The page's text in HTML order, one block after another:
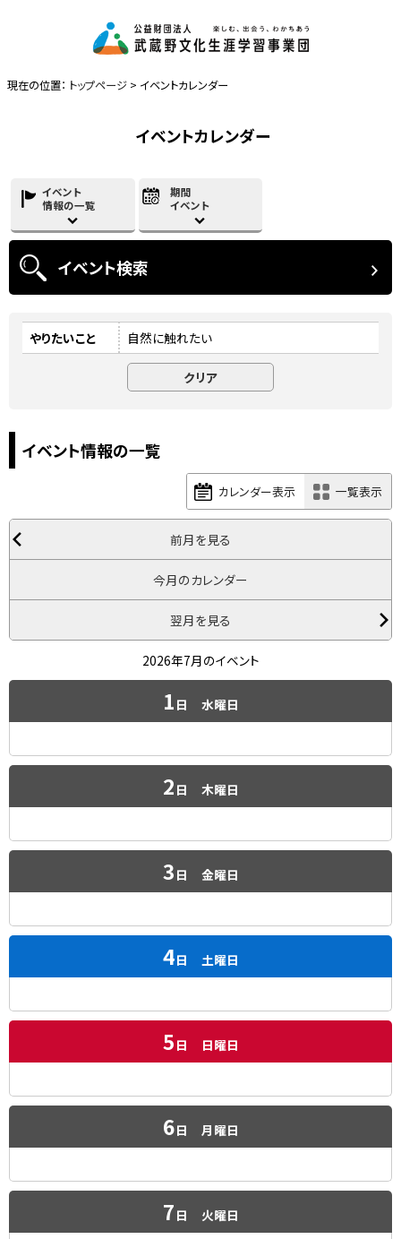
現在の位置： トップページ > イベントカレンダー
イベントカレンダー
イベント
情報の一覧
期間
イベント
イベント検索
やりたいこと 自然に触れたい
イベント情報の一覧
カレンダー表示 一覧表示
前月を見る
今月のカレンダー
翌月を見る
2026年7月のイベント
1 日 水曜日
2 日 木曜日
3 日 金曜日
4日 土曜日
5 日 日曜日
6日 月曜日
7 日 火曜日